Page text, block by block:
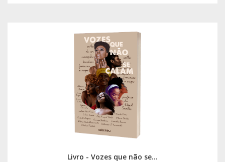
Livro - Vozes que não se...